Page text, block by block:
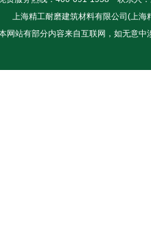
上海精工耐磨建筑材料有限公司(上
网站有部分内容来自互联网，如无意